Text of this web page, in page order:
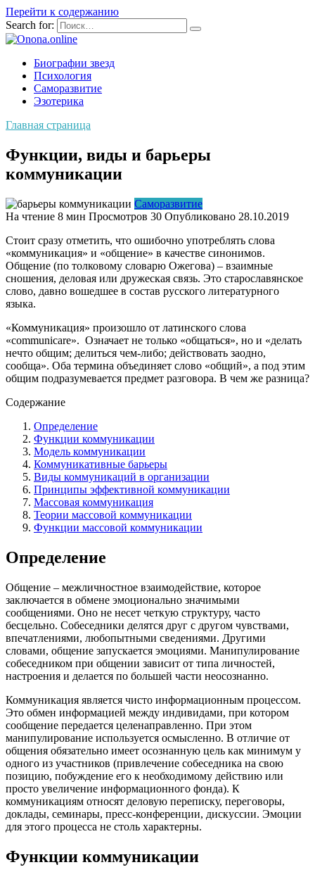
Перейти к содержанию
Search for:
Биографии звезд
Психология
Саморазвитие
Эзотерика
Главная страница
Функции, виды и барьеры
коммуникации
Саморазвитие
На чтение 8 мин Просмотров 30 Опубликовано 28.10.2019
Стоит сразу отметить, что ошибочно употреблять слова
«коммуникация» и «общение» в качестве синонимов.
Общение (по толковому словарю Ожегова) – взаимные
сношения, деловая или дружеская связь. Это старославянское
слово, давно вошедшее в состав русского литературного
языка.
«Коммуникация» произошло от латинского слова
«communicare». Означает не только «общаться», но и «делать
нечто общим; делиться чем-либо; действовать заодно,
сообща». Оба термина объединяет слово «общий», а под этим
общим подразумевается предмет разговора. В чем же разница?
Содержание
Определение
Функции коммуникации
Модель коммуникации
Коммуникативные барьеры
Виды коммуникаций в организации
Принципы эффективной коммуникации
Массовая коммуникация
Теории массовой коммуникации
Функции массовой коммуникации
Определение
Общение – межличностное взаимодействие, которое
заключается в обмене эмоционально значимыми
сообщениями. Оно не несет четкую структуру, часто
бесцельно. Собеседники делятся друг с другом чувствами,
впечатлениями, любопытными сведениями. Другими
словами, общение запускается эмоциями. Манипулирование
собеседником при общении зависит от типа личностей,
настроения и делается по большей части неосознанно.
Коммуникация является чисто информационным процессом.
Это обмен информацией между индивидами, при котором
сообщение передается целенаправленно. При этом
манипулирование используется осмысленно. В отличие от
общения обязательно имеет осознанную цель как минимум у
одного из участников (привлечение собеседника на свою
позицию, побуждение его к необходимому действию или
просто увеличение информационного фонда). К
коммуникациям относят деловую переписку, переговоры,
доклады, семинары, пресс-конференции, дискуссии. Эмоции
для этого процесса не столь характерны.
Функции коммуникации